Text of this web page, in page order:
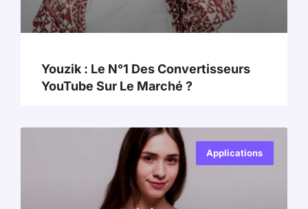
Youzik : Le N°1 Des Convertisseurs
YouTube Sur Le Marché ?
Applications